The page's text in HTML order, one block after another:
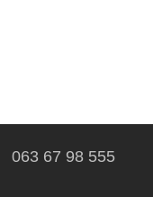
063 67 98 555